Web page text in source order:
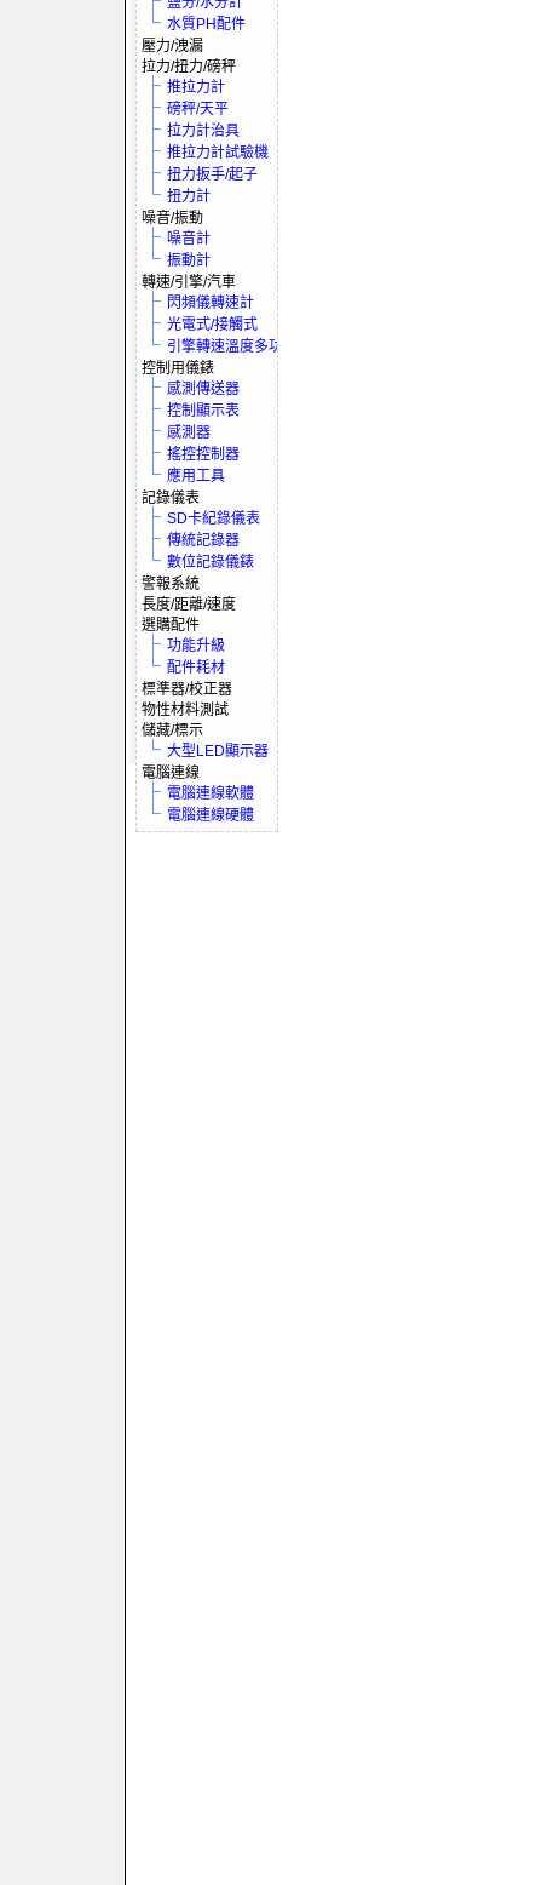
水質PH配件
壓力/洩漏
拉力/扭力/磅秤
推拉力計
磅秤/天平
拉力計治具
推拉力計試驗機
扭力扳手/起子
扭力計
噪音/振動
噪音計
振動計
轉速/引擎/汽車
閃頻儀轉速計
光電式/接觸式
引擎轉速溫度多功電表
控制用儀錶
感測傳送器
控制顯示表
感測器
搖控控制器
應用工具
記錄儀表
SD卡紀錄儀表
傳統記錄器
數位記錄儀錶
警報系統
長度/距離/速度
選購配件
功能升級
配件耗材
標準器/校正器
物性材料測試
儲藏/標示
大型LED顯示器
電腦連線
電腦連線軟體
電腦連線硬體